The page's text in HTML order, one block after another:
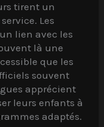
tirent un
Les
lien avec les
là une
que les
souvent
apprécient
leurs enfants à
adaptés.